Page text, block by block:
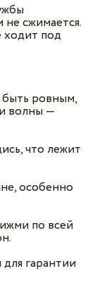
сжимается.
ходит под
ровным,
волны —
что лежит
особенно
по всей
гарантии